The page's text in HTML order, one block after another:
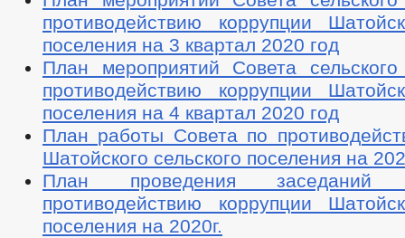
противодействию коррупции
поселения на 3 квартал 2020 год
План мероприятий Совета
противодействию коррупции
поселения на 4 квартал 2020 год
План работы Совета по
Шатойского сельского поселения на
План проведения
противодействию коррупции
поселения на 2020г.